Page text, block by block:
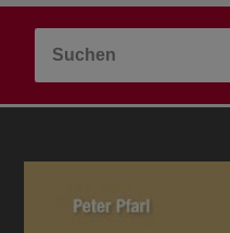
LEBEN & GLAUBE
KINDER- & JUGENDBUCH